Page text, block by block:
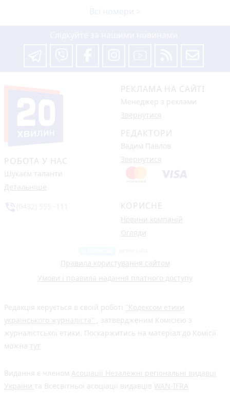
РОБОТА У НАС
Шукаєм таланти
Детальніше
РЕКЛАМА НА САЙТІ
Менеджер з реклами
Звернутися
РЕДАКТОРИ
Вадим Павлов
Звернутися
КОРИСНЕ
Новини компаній
Огляди
Правила користування сайтом
Умови і правила надання платного доступу
Редакція керується в своїй роботі "Кодексом етики
українського журналіста"
, затвердженим Комісією з
журналістської етики. Поскаржитись на матеріал до Комісії
можна тут
Видання є членом Асоціації Незалежні регіональні видавці
України та Всесвітньої асоціації видавців WAN-IFRA